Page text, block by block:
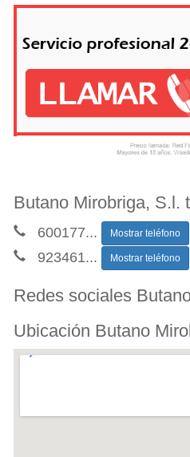
Butano Mirobriga, S.l.
600177... Mostrar teléfono
923461... Mostrar teléfono
Redes sociales
Ubicación Butano